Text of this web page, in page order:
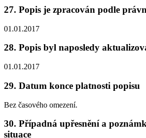
27. Popis je zpracován podle
01.01.2017
28. Popis byl naposledy
01.01.2017
29. Datum konce platnosti popisu
Bez časového omezení.
30. Případná upřesnění a
situace